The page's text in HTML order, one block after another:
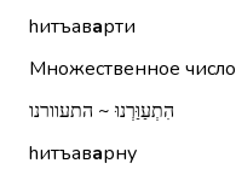
hитъаварти
Множественное число
הִתְעַוַּרְנוּ ~ התעוורנו
hитъаварну